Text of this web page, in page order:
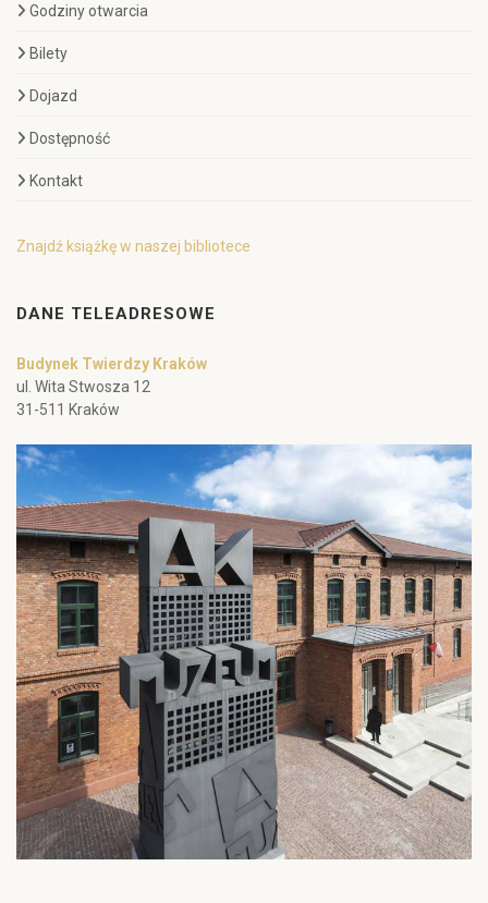
Godziny otwarcia
Bilety
Dojazd
Dostępność
Kontakt
Znajdź książkę w naszej bibliotece
DANE TELEADRESOWE
Budynek Twierdzy Kraków
ul. Wita Stwosza 12
31-511 Kraków